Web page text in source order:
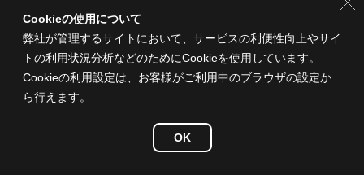
Cookieの使用について
弊社が管理するサイトにおいて、サービスの利便性向上やサイ
トの利用状況分析などのためにCookieを使用しています。
Cookieの利用設定は、お客様がご利用中のブラウザの設定か
ら行えます。
OK